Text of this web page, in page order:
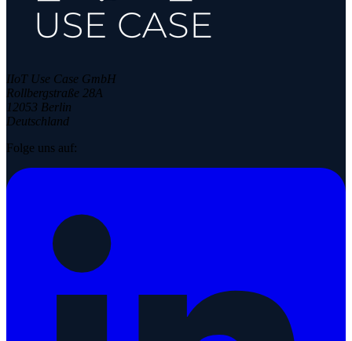
IIoT Use Case GmbH
Rollbergstraße 28A
12053 Berlin
Deutschland
Folge uns auf: